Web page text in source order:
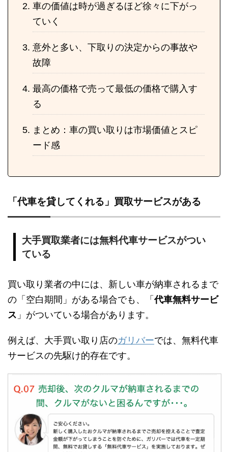
車の価値は時が過ぎるほど徐々に下がっ
ていく
意外と多い、下取りの決定からの事故や
故障
最高の価格で売って最低の価格で購入す
る
まとめ：車の買い取りは市場価値とスピ
ード感
「代車を貸してくれる」買取サービスがある
大手買取業者には無料代車サービスがつい
ている
買い取り業者の中には、新しい車が納車されるまで
の「空白期間」がある場合でも、「代車無料サービ
ス 」がついている場合があります。
例えば、大手買い取り店のガリバーでは、無料代車
サービスの先駆け的存在です。